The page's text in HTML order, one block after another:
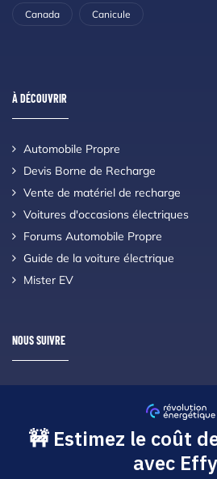
Canada Canicule
À DÉCOUVRIR
Automobile Propre
Devis Borne de Recharge
Vente de matériel de recharge
Voitures d'occasions électriques
Forums Automobile Propre
Guide de la voiture électrique
Mister EV
NOUS SUIVRE